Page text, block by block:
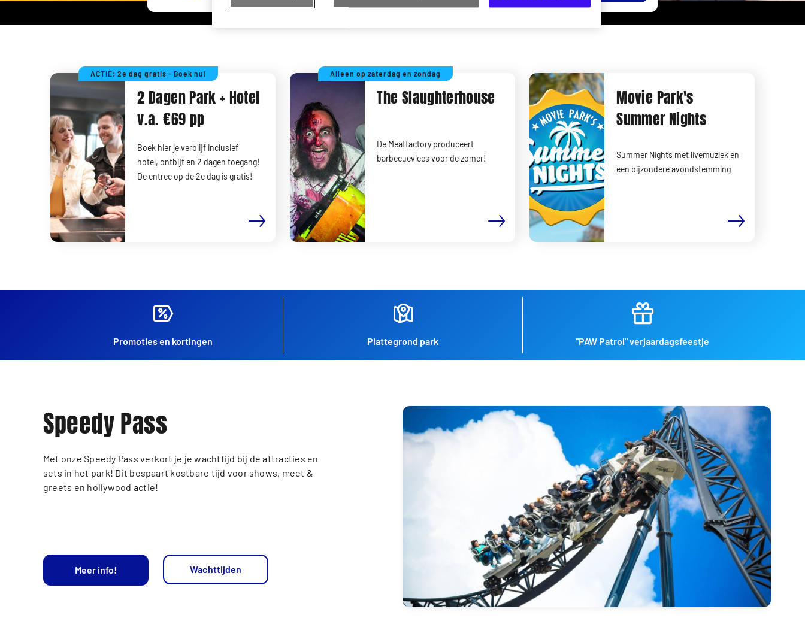
ACTIE: 2e dag gratis - Boek nu!
2 Dagen Park + Hotel
v.a. €69 pp
Boek hier je verblijf inclusief
hotel, ontbijt en 2 dagen toegang!
De entree op de 2e dag is gratis!
Alleen op zaterdag en zondag
The Slaughterhouse
De Meatfactory produceert
barbecuevlees voor de zomer!
Movie Park's
Summer Nights
Summer Nights met livemuziek en
een bijzondere avondstemming
Promoties en kortingen Plattegrond park "PAW Patrol" verjaardagsfeestje
Speedy Pass
Met onze Speedy Pass verkort je je wachttijd bij de attracties en
sets in het park! Dit bespaart kostbare tijd voor shows, meet &
greets en hollywood actie!
Meer info! Wachttijden